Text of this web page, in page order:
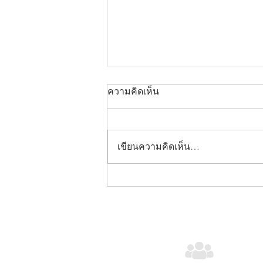
CASHLESS SOCIETY คือ
ความคิดเห็น
เขียนความคิดเห็น…